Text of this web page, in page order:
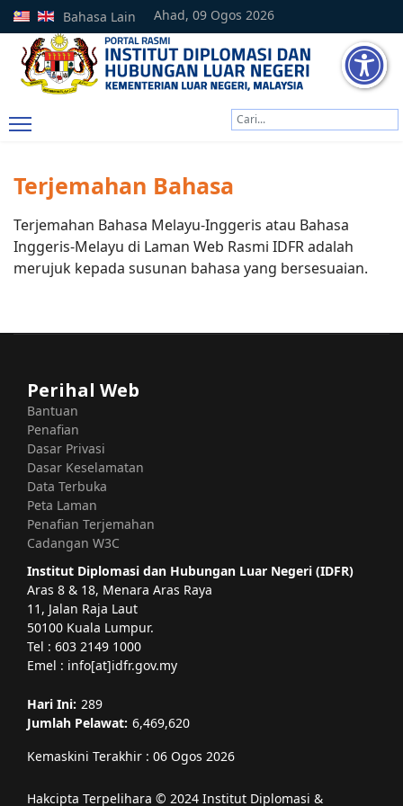
Ahad, 09 Ogos 2026
Bahasa Lain
Terjemahan Bahasa
Terjemahan Bahasa Melayu-Inggeris atau Bahasa
Inggeris-Melayu di Laman Web Rasmi IDFR adalah
merujuk kepada susunan bahasa yang bersesuaian.
Perihal Web
Bantuan
Penafian
Dasar Privasi
Dasar Keselamatan
Data Terbuka
Peta Laman
Penafian Terjemahan
Cadangan W3C
Institut Diplomasi dan Hubungan Luar Negeri (IDFR)
Aras 8 & 18, Menara Aras Raya
11, Jalan Raja Laut
50100 Kuala Lumpur.
Tel : 603 2149 1000
Emel : info[at]idfr.gov.my
Hari Ini: 289
Jumlah Pelawat: 6,469,620
Kemaskini Terakhir : 06 Ogos 2026
Hakcipta Terpelihara © 2024 Institut Diplomasi &